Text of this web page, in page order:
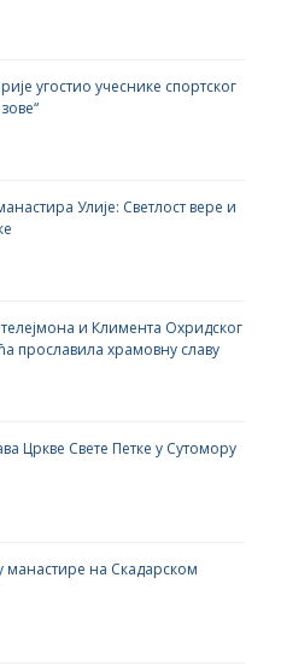
угостио учеснике спортског
Улије: Светлост вере и
и Климента Охридског
прославила храмовну славу
Цркве Свете Петке у Сутомору
манастире на Скадарском